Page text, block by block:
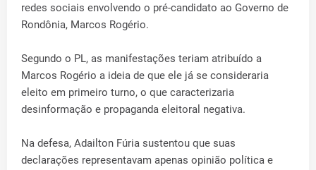
redes sociais envolvendo o pré-candidato ao Governo de
Rondônia, Marcos Rogério.
Segundo o PL, as manifestações teriam atribuído a
Marcos Rogério a ideia de que ele já se consideraria
eleito em primeiro turno, o que caracterizaria
desinformação e propaganda eleitoral negativa.
Na defesa, Adailton Fúria sustentou que suas
declarações representavam apenas opinião política e